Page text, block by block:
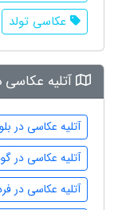
عکاسی تولد
آتلیه
آتلیه عکاسی در
آتلیه عکاسی در
آتلیه عکاسی در